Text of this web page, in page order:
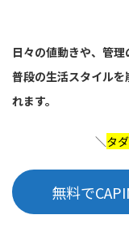
日々の値動きや、管理
普段の生活スタイル
れます。
＼タ
無料で